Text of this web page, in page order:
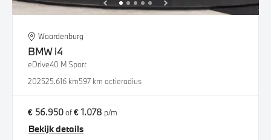
Waardenburg
BMW i4
eDrive40 M Sport
202525.616 km597 km actieradius
€ 56.950of€ 1.078 p/m
Bekijk details